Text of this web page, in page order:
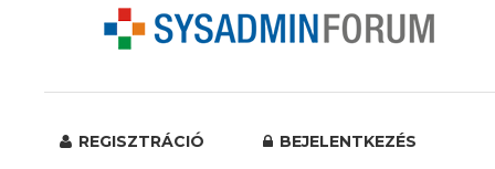
REGISZTRÁCIÓ BEJELENTKEZÉS